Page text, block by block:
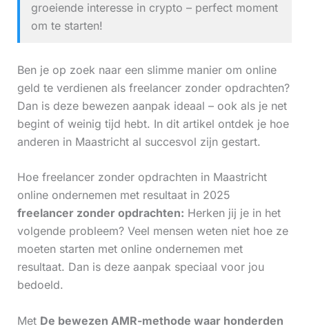
groeiende interesse in crypto – perfect moment
om te starten!
Ben je op zoek naar een slimme manier om online
geld te verdienen als freelancer zonder opdrachten?
Dan is deze bewezen aanpak ideaal – ook als je net
begint of weinig tijd hebt. In dit artikel ontdek je hoe
anderen in Maastricht al succesvol zijn gestart.
Hoe freelancer zonder opdrachten in Maastricht
online ondernemen met resultaat in 2025
freelancer zonder opdrachten: Herken jij je in het
volgende probleem? Veel mensen weten niet hoe ze
moeten starten met online ondernemen met
resultaat. Dan is deze aanpak speciaal voor jou
bedoeld.
Met De bewezen AMR-methode waar honderden